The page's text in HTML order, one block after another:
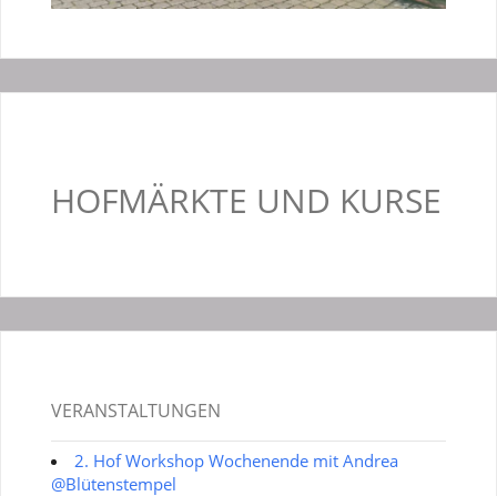
HOFMÄRKTE UND KURSE
VERANSTALTUNGEN
2. Hof Workshop Wochenende mit Andrea
@Blütenstempel